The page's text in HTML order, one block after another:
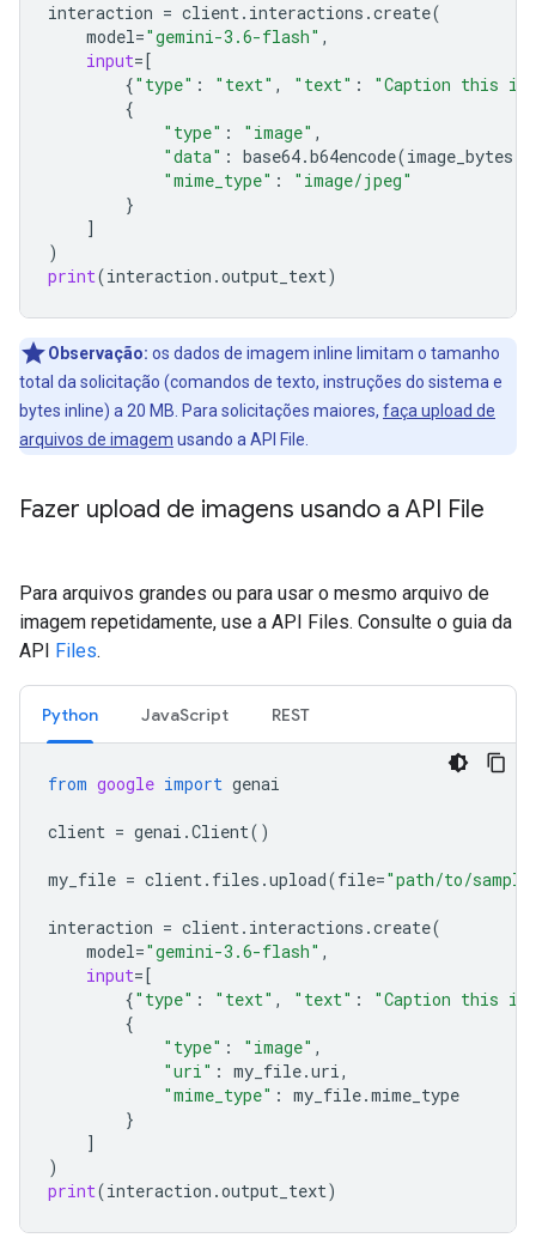
interaction = client. interactions .create(
model="gemini-3.6-flash" ,
input=[
{"type" : "text" , "text" :
"Caption this
{
"type" : "image" ,
"data" : base64.b64encode(image_bytes
"mime_type" :
"image/jpeg"
}
]
)
print(interaction .output_text)
Observação: os dados de imagem inline limitam o tamanho
total da solicitação (comandos de texto, instruções do sistema e
bytes inline) a 20 MB. Para solicitações maiores, faça upload de
arquivos de imagem usando a API File.
Fazer upload de imagens usando a API File
Para arquivos grandes ou para usar o mesmo arquivo de
imagem repetidamente, use a API Files. Consulte o guia da
API Files.
Python JavaScript REST
from google import genai
client = genai .Client()
my_file = client. files .upload(file="path/to/
interaction = client. interactions .create(
model="gemini-3.6-flash" ,
input=[
{"type" : "text" , "text" :
"Caption this
{
"type" : "image" ,
"uri" : my_file.uri,
"mime_type" : my_file.mime_type
}
]
)
print(interaction .output_text)